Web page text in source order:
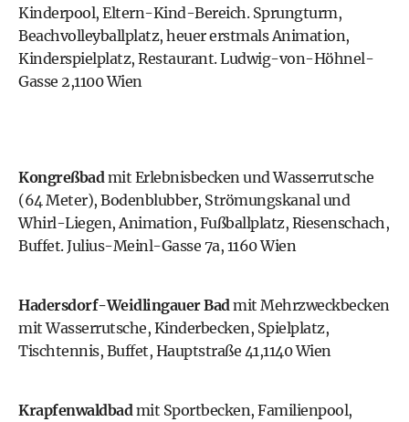
Kinderpool, Eltern-Kind-Bereich. Sprungturm,
Beachvolleyballplatz, heuer erstmals Animation,
Kinderspielplatz, Restaurant. Ludwig-von-Höhnel-
Gasse 2,1100 Wien
Kongreßbad mit Erlebnisbecken und Wasserrutsche
(64 Meter), Bodenblubber, Strömungskanal und
Whirl-Liegen, Animation, Fußballplatz, Riesenschach,
Buffet. Julius-Meinl-Gasse 7a, 1160 Wien
Hadersdorf-Weidlingauer Bad mit Mehrzweckbecken
mit Wasserrutsche, Kinderbecken, Spielplatz,
Tischtennis, Buffet, Hauptstraße 41,1140 Wien
Krapfenwaldbad mit Sportbecken, Familienpool,